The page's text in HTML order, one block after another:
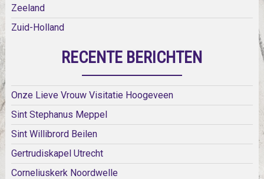
Zeeland
Zuid-Holland
RECENTE BERICHTEN
Onze Lieve Vrouw Visitatie Hoogeveen
Sint Stephanus Meppel
Sint Willibrord Beilen
Gertrudiskapel Utrecht
Corneliuskerk Noordwelle